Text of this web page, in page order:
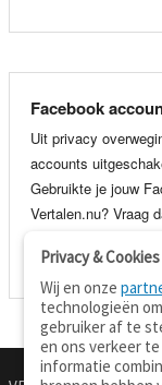
Facebook
Uit privacy
accounts
Gebruikte je jouw
Vertalen.nu? Vraag
je e-mail adres en
Privacy & Cookies
Wij en onze
technologieën
gebruiker af te
en ons verkeer
informatie